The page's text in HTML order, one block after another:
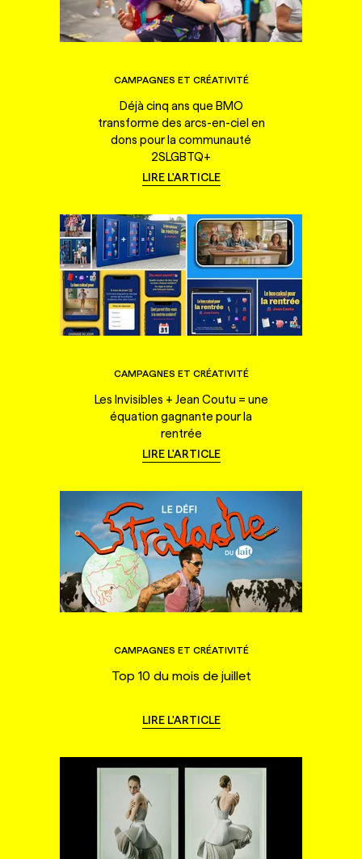
CAMPAGNES ET CRÉATIVITÉ
Déjà cinq ans que BMO
transforme des arcs-en-ciel en
dons pour la communauté
2SLGBTQ+
LIRE L'ARTICLE
CAMPAGNES ET CRÉATIVITÉ
Les Invisibles + Jean Coutu = une
équation gagnante pour la
rentrée
LIRE L'ARTICLE
CAMPAGNES ET CRÉATIVITÉ
Top 10 du mois de juillet
LIRE L'ARTICLE